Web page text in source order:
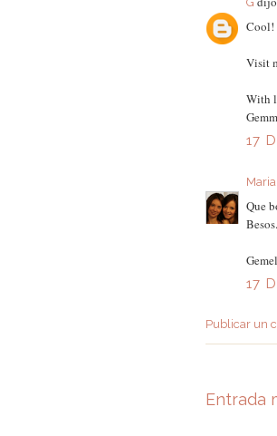
Cool!
Visit
With
17
Que
Besos.
17
Publicar un
Entrada